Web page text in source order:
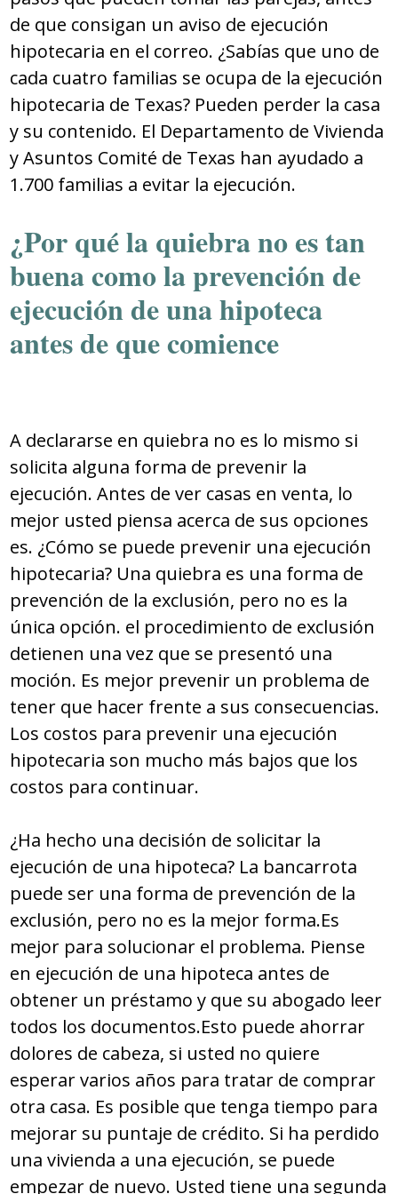
de que consigan un aviso de ejecución
hipotecaria en el correo. ¿Sabías que uno de
cada cuatro familias se ocupa de la ejecución
hipotecaria de Texas? Pueden perder la casa
y su contenido. El Departamento de Vivienda
y Asuntos Comité de Texas han ayudado a
1.700 familias a evitar la ejecución.
¿Por qué la quiebra no es tan
buena como la prevención de
ejecución de una hipoteca
antes de que comience
A declararse en quiebra no es lo mismo si
solicita alguna forma de prevenir la
ejecución. Antes de ver casas en venta, lo
mejor usted piensa acerca de sus opciones
es. ¿Cómo se puede prevenir una ejecución
hipotecaria? Una quiebra es una forma de
prevención de la exclusión, pero no es la
única opción. el procedimiento de exclusión
detienen una vez que se presentó una
moción. Es mejor prevenir un problema de
tener que hacer frente a sus consecuencias.
Los costos para prevenir una ejecución
hipotecaria son mucho más bajos que los
costos para continuar.
¿Ha hecho una decisión de solicitar la
ejecución de una hipoteca? La bancarrota
puede ser una forma de prevención de la
exclusión, pero no es la mejor forma.Es
mejor para solucionar el problema. Piense
en ejecución de una hipoteca antes de
obtener un préstamo y que su abogado leer
todos los documentos.Esto puede ahorrar
dolores de cabeza, si usted no quiere
esperar varios años para tratar de comprar
otra casa. Es posible que tenga tiempo para
mejorar su puntaje de crédito. Si ha perdido
una vivienda a una ejecución, se puede
empezar de nuevo. Usted tiene una segunda